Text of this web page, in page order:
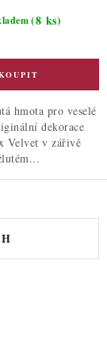
(8 ks)
hmota pro veselé
dekorace
Velvet v zářivě